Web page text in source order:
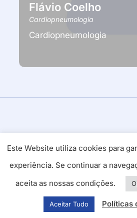
Flávio Coelho
Cardiopneumologia
Cardiopneumologia
Este Website utiliza cookies para
experiência. Se continuar a
aceita as nossas condições.
Aceitar Tudo Políticas